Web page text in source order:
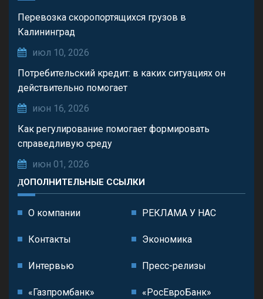
Перевозка скоропортящихся грузов в
Калининград
июл 10, 2026
Потребительский кредит: в каких ситуациях он
действительно помогает
июн 16, 2026
Как регулирование помогает формировать
справедливую среду
июн 01, 2026
ДОПОЛНИТЕЛЬНЫЕ ССЫЛКИ
О компании РЕКЛАМА У НАС
Контакты Экономика
Интервью Пресс-релизы
«Газпромбанк» «РосЕвроБанк»